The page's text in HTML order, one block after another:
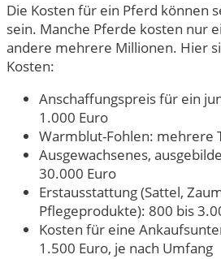
Die Kosten für ein Pferd können
sein. Manche Pferde kosten nur
andere mehrere Millionen. Hier
Kosten:
Anschaffungspreis für ein
1.000 Euro
Warmblut-Fohlen: mehrere
Ausgewachsenes,
30.000 Euro
Erstausstattung (Sattel,
Pflegeprodukte): 800 bis
Kosten für eine
1.500 Euro, je nach Umfang